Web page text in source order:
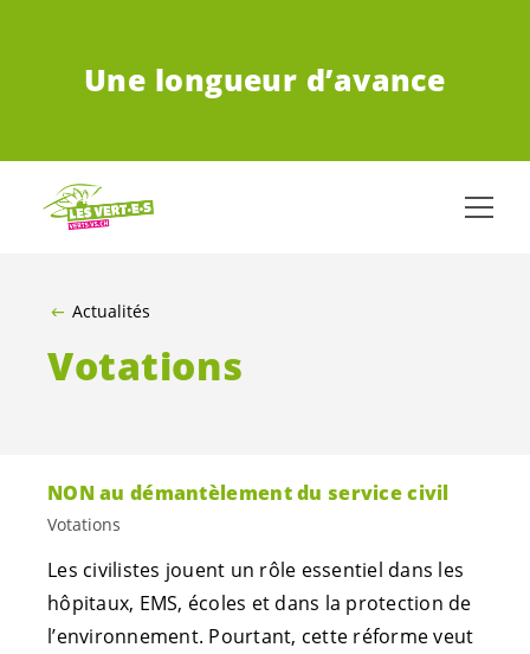
Une longueur d’avance
Actualités
Votations
NON au démantèlement du service civil
Votations
Les civilistes jouent un rôle essentiel dans les
hôpitaux, EMS, écoles et dans la protection de
l’environnement. Pourtant, cette réforme veut